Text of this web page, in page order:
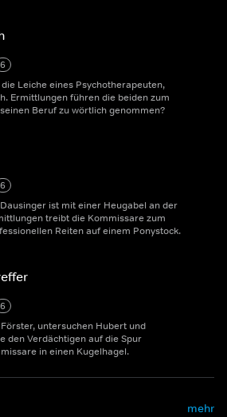
6
Leiche eines Psychotherapeuten,
Ermittlungen führen die beiden zum
Beruf zu wörtlich genommen?
6
ist mit einer Heugabel an der
treibt die Kommissare zum
Reiten auf einem Ponystock.
6
untersuchen Hubert und
den Verdächtigen auf die Spur
in einen Kugelhagel.
mehr